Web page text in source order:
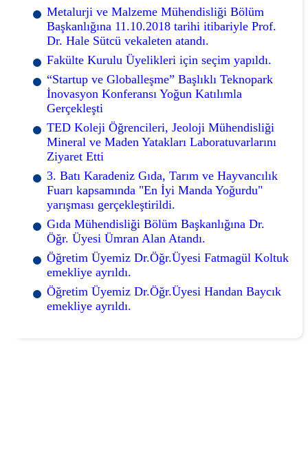
Metalurji ve Malzeme Mühendisliği Bölüm
Başkanlığına 11.10.2018 tarihi itibariyle Prof.
Dr. Hale Sütcü vekaleten atandı.
Fakülte Kurulu Üyelikleri için seçim yapıldı.
“Startup ve Globalleşme” Başlıklı Teknopark
İnovasyon Konferansı Yoğun Katılımla
Gerçekleşti
TED Koleji Öğrencileri, Jeoloji Mühendisliği
Mineral ve Maden Yatakları Laboratuvarlarını
Ziyaret Etti
3. Batı Karadeniz Gıda, Tarım ve Hayvancılık
Fuarı kapsamında "En İyi Manda Yoğurdu"
yarışması gerçekleştirildi.
Gıda Mühendisliği Bölüm Başkanlığına Dr.
Öğr. Üyesi Ümran Alan Atandı.
Öğretim Üyemiz Dr.Öğr.Üyesi Fatmagül Koltuk
emekliye ayrıldı.
Öğretim Üyemiz Dr.Öğr.Üyesi Handan Baycık
emekliye ayrıldı.